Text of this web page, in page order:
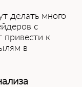
делать много
с
к
в